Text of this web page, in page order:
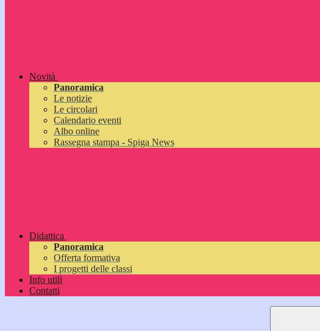
Novità
Panoramica
Le notizie
Le circolari
Calendario eventi
Albo online
Rassegna stampa - Spiga News
Didattica
Panoramica
Offerta formativa
I progetti delle classi
Info utili
Contatti